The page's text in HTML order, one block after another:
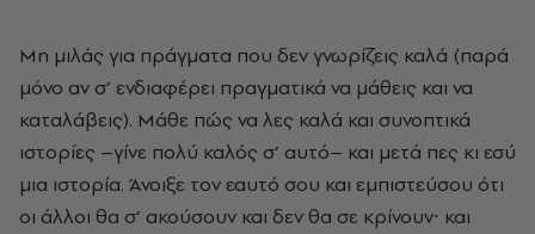
Μη μιλάς για πράγματα που δεν γνωρίζεις καλά (παρά
μόνο αν σ’ ενδιαφέρει πραγματικά να μάθεις και να
καταλάβεις). Μάθε πώς να λες καλά και συνοπτικά
ιστορίες –γίνε πολύ καλός σ’ αυτό– και μετά πες κι εσύ
μια ιστορία. Άνοιξε τον εαυτό σου και εμπιστεύσου ότι
οι άλλοι θα σ’ ακούσουν και δεν θα σε κρίνουν∙ και